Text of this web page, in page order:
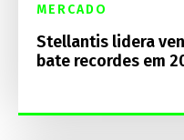
MERCADO
Stellantis lidera
bate recordes em